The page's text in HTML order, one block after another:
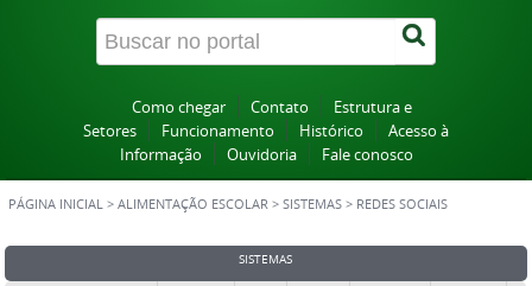
Como chegar Contato
Estrutura e
Setores
Funcionamento Histórico
Acesso à
Informação
Ouvidoria Fale conosco
PÁGINA INICIAL > ALIMENTAÇÃO ESCOLAR > SISTEMAS > REDES SOCIAIS
SISTEMAS